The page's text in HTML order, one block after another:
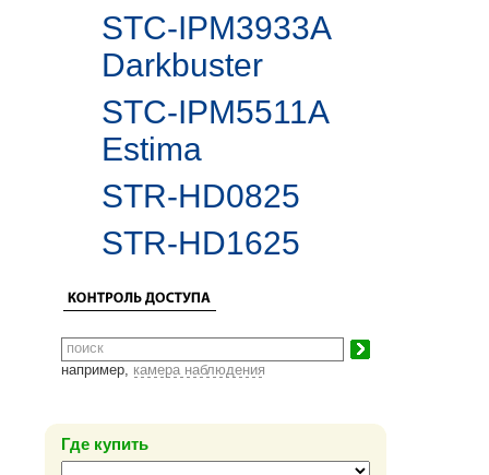
STC-IPM3933A
Darkbuster
STC-IPM5511A
Estima
STR-HD0825
STR-HD1625
например, камера наблюдения
Где купить